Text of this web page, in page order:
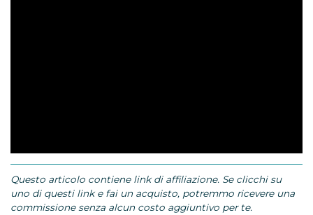
Questo articolo contiene link di affiliazione. Se clicchi su
uno di questi link e fai un acquisto, potremmo ricevere una
commissione senza alcun costo aggiuntivo per te.